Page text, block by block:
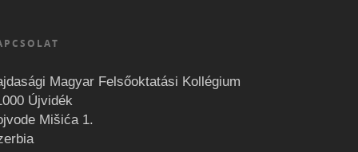
Magyar Felsőoktatási Kollégium
Újvidék
Mišića 1.